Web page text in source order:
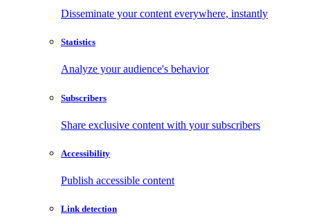
Disseminate your content everywhere, instantly
Statistics
Analyze your audience's behavior
Subscribers
Share exclusive content with your subscribers
Accessibility
Publish accessible content
Link detection